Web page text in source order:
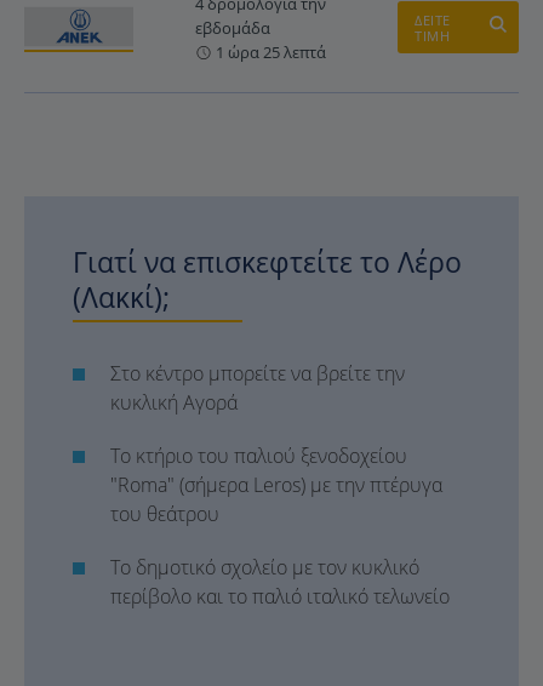
εβδομάδα
1 ώρα 25 λεπτά
ΔΕΙΤΕ
ΤΙΜΗ
Γιατί να επισκεφτείτε το Λέρο
(Λακκί);
Στο κέντρο μπορείτε να βρείτε την
κυκλική Αγορά
Το κτήριο του παλιού ξενοδοχείου
"Roma" (σήμερα Leros) με την πτέρυγα
του θεάτρου
Το δημοτικό σχολείο με τον κυκλικό
περίβολο και το παλιό ιταλικό τελωνείο